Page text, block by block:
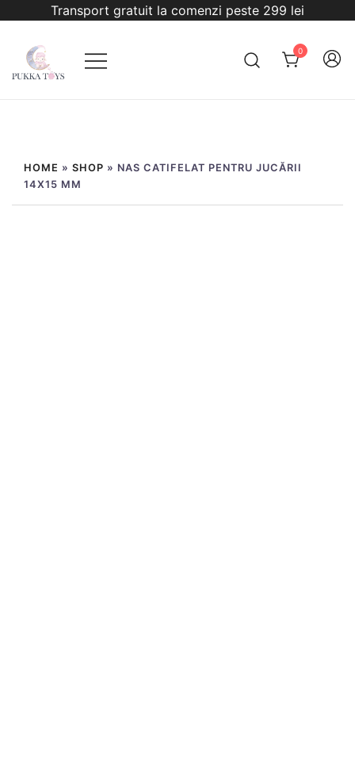
conținut
Transport gratuit la comenzi peste 299 lei
0
HOME » SHOP » NAS CATIFELAT PENTRU JUCĂRII
14X15 MM